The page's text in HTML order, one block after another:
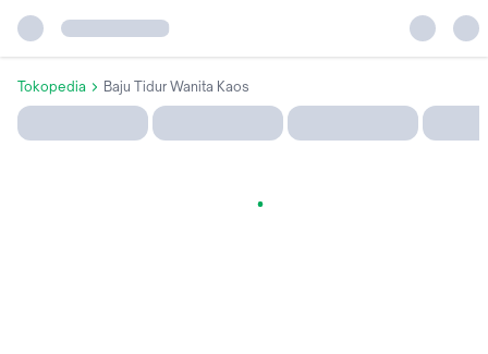
Tokopedia Baju Tidur Wanita Kaos